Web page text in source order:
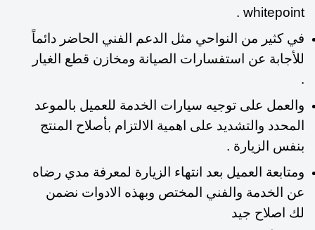
whitepoint .
في كثير من النواحي مثل الدعم الفني الحاضر دائماً
للأجابة عن استفسارات الصيانة ومخازن قطع الغيار
.
والعمل على توجيه سيارات الخدمة للعميل بالموعد
المحدد والتشديد على اهمية الالتزام بأصلاح المنتج
بنفس الزيارة .
ومتابعة العميل بعد انتهاء الزيارة لمعرفة مدي رضاه
عن الخدمة والفني المختص وبهذه الادوات نضمن
لك اصلاح جيد